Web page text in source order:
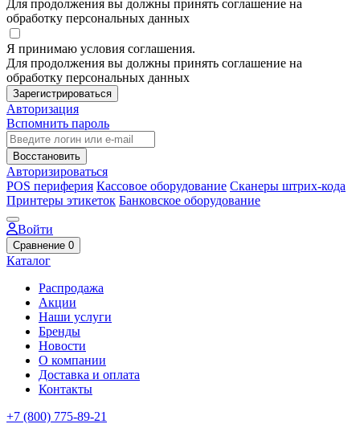
Для продолжения вы должны принять соглашение на
обработку персональных данных
Я принимаю условия соглашения.
Для продолжения вы должны принять соглашение на
обработку персональных данных
Зарегистрироваться
Авторизация
Вспомнить пароль
Восстановить
Авторизироваться
POS периферия Кассовое оборудование Сканеры штрих-кода
Принтеры этикеток Банковское оборудование
Войти
Сравнение 0
Каталог
Распродажа
Акции
Наши услуги
Бренды
Новости
О компании
Доставка и оплата
Контакты
+7 (800) 775-89-21